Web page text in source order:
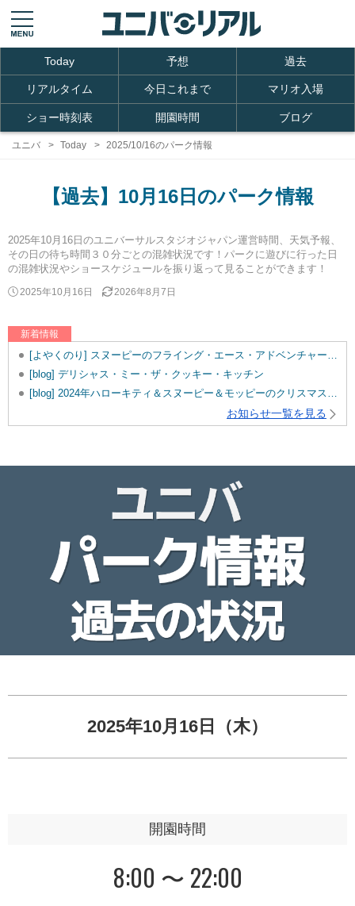
Today 予想 過去
リアルタイム 今日これまで マリオ入場
ショー時刻表 開園時間 ブログ
ユニバ Today 2025/10/16のパーク情報
【過去】10月16日のパーク情報
2025年10月16日のユニバーサルスタジオジャパン運営時間、天気予報、
その日の待ち時間３０分ごとの混雑状況です！パークに遊びに行った日
の混雑状況やショースケジュールを振り返って見ることができます！
2025年10月16日 2026年8月7日
新着情報
[よやくのり] スヌーピーのフライング・エース・アドベンチャーを追加しました。
[blog] デリシャス・ミー・ザ・クッキー・キッチン
[blog] 2024年ハローキティ＆スヌーピー＆モッピーのクリスマスグッズ♡
お知らせ一覧を見る
2025年10月16日（木）
開園時間
8:00 〜 22:00